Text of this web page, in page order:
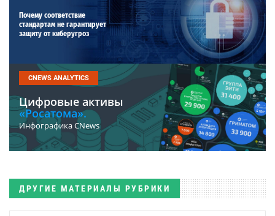
Почему соответствие
стандартам не гарантирует
защиту от киберугроз
CNEWS ANALYTICS
Цифровые активы
«Росатома».
Инфографика CNews
ДРУГИЕ МАТЕРИАЛЫ РУБРИКИ